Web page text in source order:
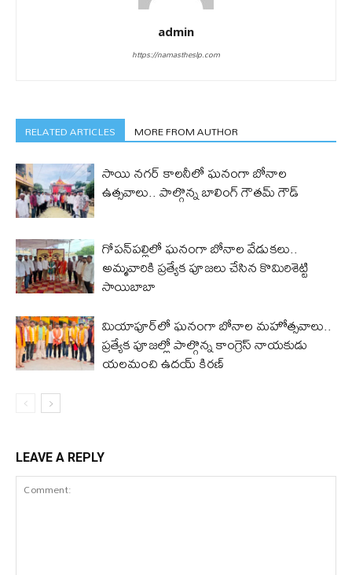
admin
https://namastheslp.com
RELATED ARTICLES MORE FROM AUTHOR
సాయి నగర్ కాలనీలో ఘనంగా బోనాల
ఉత్సవాలు.. పాల్గొన్న బాలింగ్ గౌతమ్ గౌడ్
గోపన్‌పల్లిలో ఘనంగా బోనాల వేడుకలు..
అమ్మవారికి ప్రత్యేక పూజలు చేసిన కొమిరిశెట్టి
సాయిబాబా
మియాపూర్‌లో ఘనంగా బోనాల మహోత్సవాలు..
ప్రత్యేక పూజల్లో పాల్గొన్న కాంగ్రెస్ నాయకుడు
యలమంచి ఉదయ్ కిరణ్
LEAVE A REPLY